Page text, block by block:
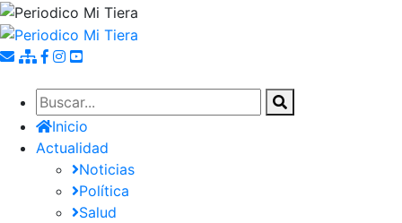
Inicio
Actualidad
Noticias
Política
Salud